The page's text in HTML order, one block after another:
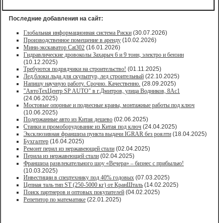
Последние добавления на сайт:
Глобальная информационная система Риски (30.07.2026)
Производственное помещение в аренду (10.02.2026)
Мини-экскаватор Cat302 (16.01.2026)
Гидравлические дровоколы Захарыч 6 и 9 тонн, электро и бензин
(10.12.2025)
Требуются подрядчики на строительство! (01.11.2025)
Лед,блоки льда для скульптур, лед строительный (22.10.2025)
Напишу научную работу. Срочно. Качественно. (28.09.2025)
"АвтоТехЦентр SP AUTO" в г.Дмитров, улица Водников, 8Ас1
(24.06.2025)
Мостовые опорные и подвесные краны, монтажные работы под ключ
(10.06.2025)
Подержанные авто из Китая дешево (02.06.2025)
Станки и промоборудование из Китая под ключ (24.04.2025)
Эксклюзивная франшиза пункта выдачи IGRAR без роялти (18.04.2025)
Бухгалтер (16.04.2025)
Ремонт перил из нержавеющей стали (02.04.2025)
Перила из нержавеющей стали (02.04.2025)
Франшиза развлекательного шоу «Вечера» – бизнес с прибылью!
(10.03.2025)
Инвестиции в спецтехнику под 40% годовых (07.03.2025)
Цепная таль тип ST (250-5000 кг) от КранШталь (14.02.2025)
Поиск партнеров и оптовых покупателей (04.02.2025)
Репетитор по математике (22.01.2025)